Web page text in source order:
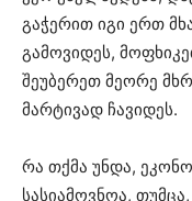
გაჭერით იგი ერთ
გამოვიდეს,
შეუბერეთ მეორე
მარტივად ჩავიდეს.
რა თქმა უნდა,
სასიამოვნოა,